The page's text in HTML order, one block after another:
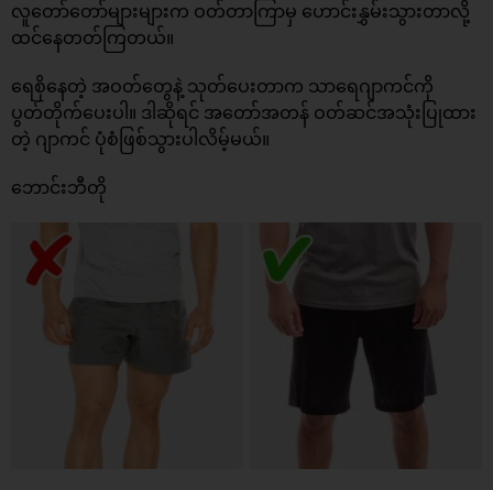
လူတော်တော်များများက ဝတ်တာကြာမှ ဟောင်းနွှမ်းသွားတာလို့
ထင်နေတတ်ကြတယ်။
ရေစိုနေတဲ့ အဝတ်တွေနဲ့ သုတ်ပေးတာက သာရေဂျာကင်ကို
ပွတ်တိုက်ပေးပါ။ ဒါဆိုရင် အတော်အတန် ဝတ်ဆင်အသုံးပြုထား
တဲ့ ဂျာကင် ပုံစံဖြစ်သွားပါလိမ့်မယ်။
ဘောင်းဘီတို